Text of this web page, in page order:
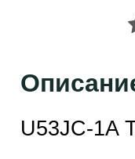
U53JC-1A